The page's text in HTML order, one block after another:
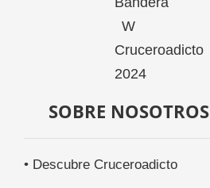
SOBRE NOSOTROS
• Descubre Cruceroadicto